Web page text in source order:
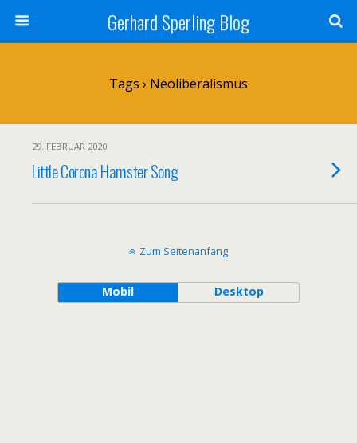
Gerhard Sperling Blog
Tags › Neoliberalismus
29. FEBRUAR 2020
Little Corona Hamster Song
Zum Seitenanfang
Mobil Desktop